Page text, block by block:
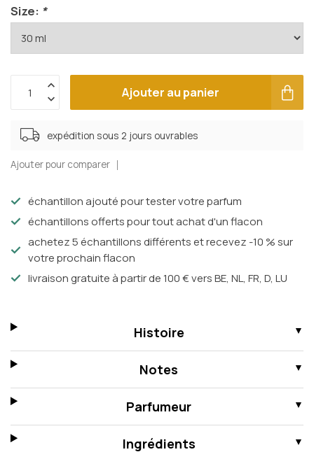
Size: *
Ajouter au panier
expédition sous 2 jours ouvrables
Ajouter pour comparer
échantillon ajouté pour tester votre parfum
échantillons offerts pour tout achat d'un flacon
achetez 5 échantillons différents et recevez -10 % sur
votre prochain flacon
livraison gratuite à partir de 100 € vers BE, NL, FR, D, LU
Histoire
Notes
Parfumeur
Ingrédients